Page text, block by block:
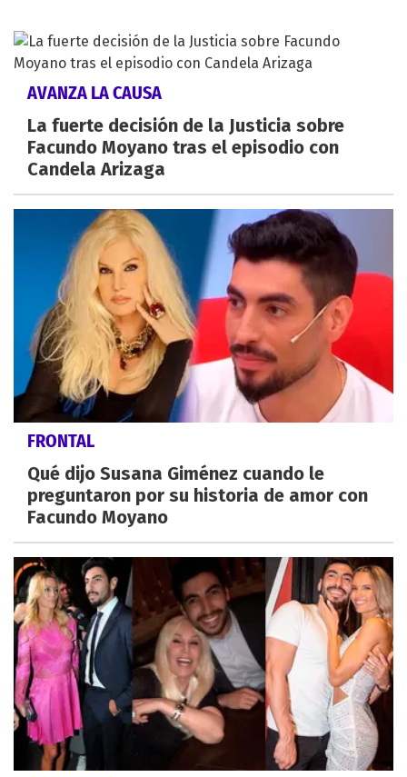
AVANZA LA CAUSA
La fuerte decisión de la Justicia sobre
Facundo Moyano tras el episodio con
Candela Arizaga
FRONTAL
Qué dijo Susana Giménez cuando le
preguntaron por su historia de amor con
Facundo Moyano